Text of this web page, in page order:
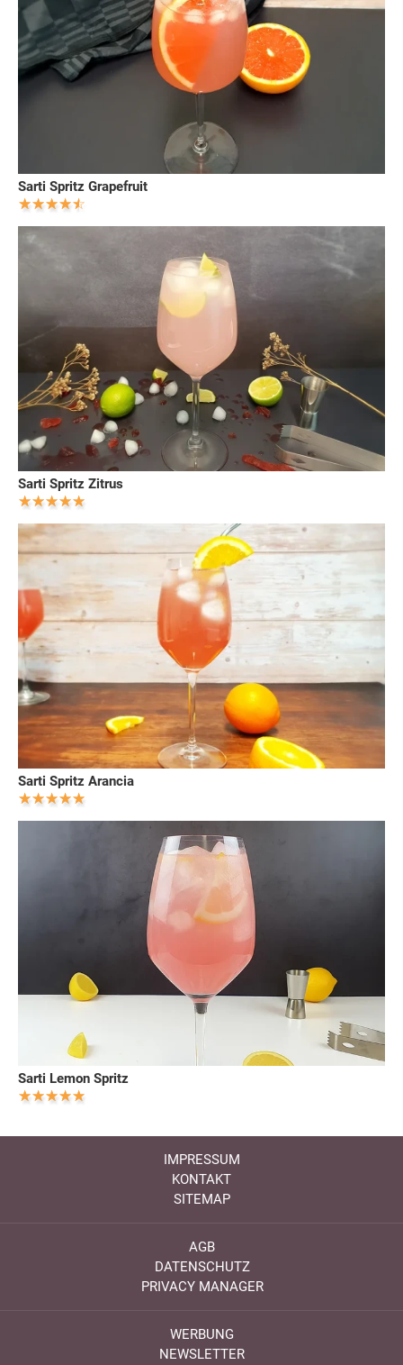
Sarti Spritz Grapefruit
Sarti Spritz Zitrus
Sarti Spritz Arancia
Sarti Lemon Spritz
IMPRESSUM
KONTAKT
SITEMAP
AGB
DATENSCHUTZ
PRIVACY MANAGER
WERBUNG
NEWSLETTER